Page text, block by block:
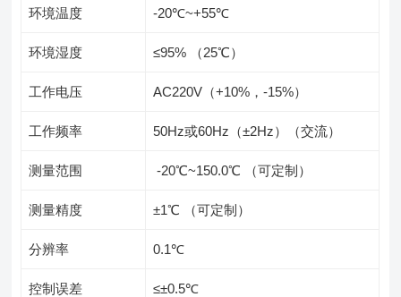
环境温度 -20℃~+55℃
环境湿度 ≤95% （25℃）
工作电压 AC220V（+10%，-15%）
工作频率 50Hz或60Hz（±2Hz）（交流）
测量范围 -20℃~150.0℃ （可定制）
测量精度 ±1℃ （可定制）
分辨率 0.1℃
控制误差 ≤±0.5℃